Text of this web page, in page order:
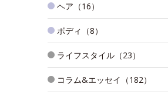
ヘア（16）
ボディ（8）
ライフスタイル（23）
コラム&エッセイ（182）